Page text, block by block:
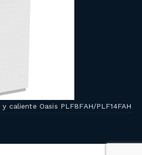
caliente Oasis PLF8FAH/PLF14FAH